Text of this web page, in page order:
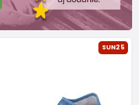
SUN25